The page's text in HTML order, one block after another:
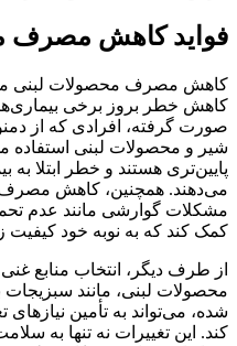
فواید کاهش مصرف
کاهش مصرف محصولات لبنی
کاهش خطر بروز برخی
صورت گرفته، افرادی که از
شیر و محصولات لبنی استفاده
پایین‌تری هستند و خطر ابتلا
می‌دهند. همچنین، کاهش مصرف
مشکلات گوارشی مانند عدم
کمک کند که به نوبه خود کیفیت
محصولات لبنی، مانند
شده، می‌تواند به تأمین
کند. این تغییرات نه تنها به